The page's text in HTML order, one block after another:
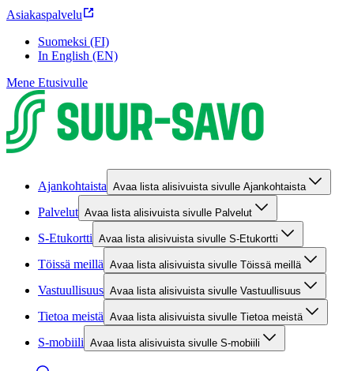
Asiakaspalvelu
Suomeksi (FI)
In English (EN)
Mene Etusivulle
Ajankohtaista Avaa lista alisivuista sivulle Ajankohtaista
Palvelut Avaa lista alisivuista sivulle Palvelut
S-Etukortti Avaa lista alisivuista sivulle S-Etukortti
Töissä meillä Avaa lista alisivuista sivulle Töissä meillä
Vastuullisuus Avaa lista alisivuista sivulle Vastuullisuus
Tietoa meistä Avaa lista alisivuista sivulle Tietoa meistä
S-mobiili Avaa lista alisivuista sivulle S-mobiili